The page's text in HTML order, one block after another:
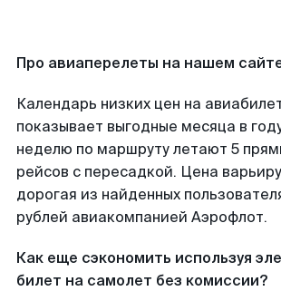
Про авиаперелеты на нашем
Календарь низких цен на
показывает выгодные месяца в
неделю по маршруту летают 5
рейсов с пересадкой. Цена
дорогая из найденных
рублей авиакомпанией Аэрофлот.
Как еще сэкономить используя
билет на самолет без комиссии?